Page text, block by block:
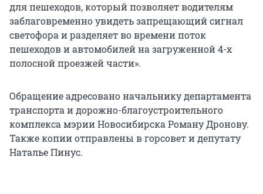
для пешеходов, который позволяет водителям
заблаговременно увидеть запрещающий сигнал
светофора и разделяет во времени поток
пешеходов и автомобилей на загруженной 4-х
полосной проезжей части».
Обращение адресовано начальнику департамента
транспорта и дорожно-благоустроительного
комплекса мэрии Новосибирска Роману Дронову.
Также копии отправлены в горсовет и депутату
Наталье Пинус.